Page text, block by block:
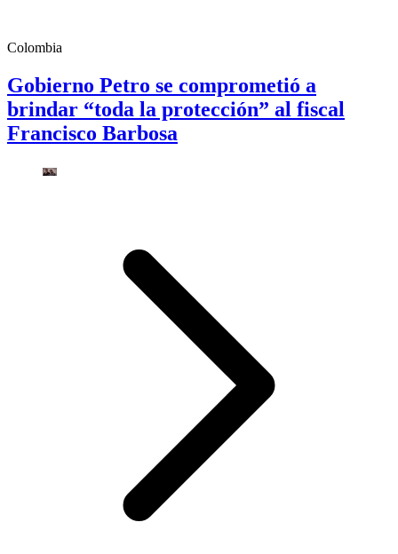
Colombia
Gobierno Petro se comprometió a
brindar “toda la protección” al fiscal
Francisco Barbosa